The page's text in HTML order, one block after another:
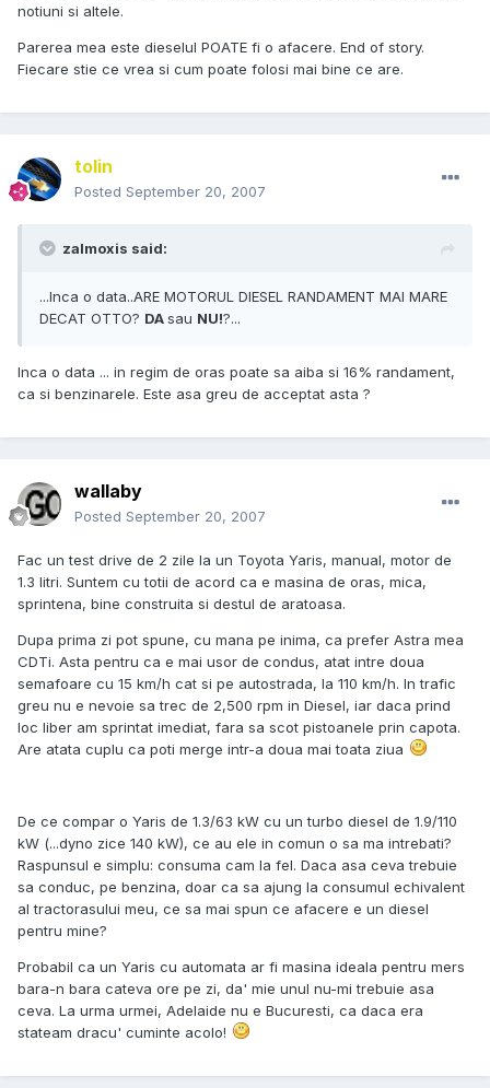
notiuni si altele.
Parerea mea este dieselul POATE fi o afacere. End of story.
Fiecare stie ce vrea si cum poate folosi mai bine ce are.
tolin
Posted September 20, 2007
zalmoxis said:
...Inca o data..ARE MOTORUL DIESEL RANDAMENT MAI MARE
DECAT OTTO? DAsau NU!?...
Inca o data ... in regim de oras poate sa aiba si 16% randament,
ca si benzinarele. Este asa greu de acceptat asta ?
wallaby
Posted September 20, 2007
Fac un test drive de 2 zile la un Toyota Yaris, manual, motor de
1.3 litri. Suntem cu totii de acord ca e masina de oras, mica,
sprintena, bine construita si destul de aratoasa.
Dupa prima zi pot spune, cu mana pe inima, ca prefer Astra mea
CDTi. Asta pentru ca e mai usor de condus, atat intre doua
semafoare cu 15 km/h cat si pe autostrada, la 110 km/h. In trafic
greu nu e nevoie sa trec de 2,500 rpm in Diesel, iar daca prind
loc liber am sprintat imediat, fara sa scot pistoanele prin capota.
Are atata cuplu ca poti merge intr-a doua mai toata ziua
De ce compar o Yaris de 1.3/63 kW cu un turbo diesel de 1.9/110
kW (...dyno zice 140 kW), ce au ele in comun o sa ma intrebati?
Raspunsul e simplu: consuma cam la fel. Daca asa ceva trebuie
sa conduc, pe benzina, doar ca sa ajung la consumul echivalent
al tractorasului meu, ce sa mai spun ce afacere e un diesel
pentru mine?
Probabil ca un Yaris cu automata ar fi masina ideala pentru mers
bara-n bara cateva ore pe zi, da' mie unul nu-mi trebuie asa
ceva. La urma urmei, Adelaide nu e Bucuresti, ca daca era
stateam dracu' cuminte acolo!